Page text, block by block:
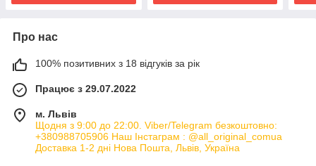
Про нас
100% позитивних з 18 відгуків за рік
Працює з 29.07.2022
м. Львів
Щодня з 9:00 до 22:00. Viber/Telegram безкоштовно:
+380988705906 Наш Інстаграм : @all_original_comua
Доставка 1-2 дні Нова Пошта, Львів, Україна